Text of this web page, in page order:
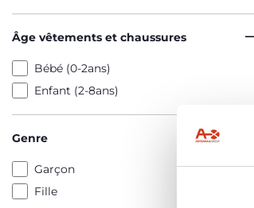
Âge vêtements et chaussures
Bébé (0-2ans)
Enfant (2-8ans)
Genre
Garçon
Fille